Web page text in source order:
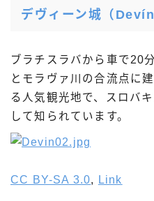
デヴィーン城 （
ブラチスラバから車で20
とモラヴァ川の合流点に
る人気観光地で、スロバ
して知られています。
CC BY-SA 3.0, Link